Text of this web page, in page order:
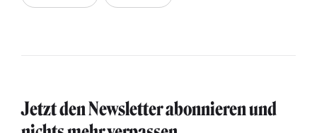
Jetzt den Newsletter abonnieren und